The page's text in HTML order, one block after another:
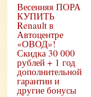
Весенняя ПОРА
КУПИТЬ
Renault в
Автоцентре
«ОВОД»!
Скидка 30 000
рублей + 1 год
дополнительной
гарантии и
другие бонусы